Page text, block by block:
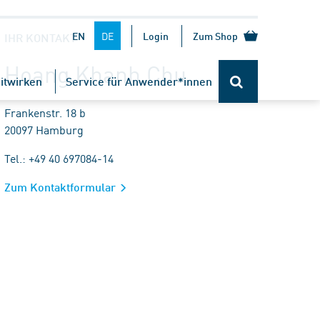
EN DE Login Zum Shop
Service für Anwender*innen
IHR KONTAKT
Hoang Khanh Chu
Frankenstr. 18 b
20097 Hamburg
Tel.: +49 40 697084-14
Zum Kontaktformular